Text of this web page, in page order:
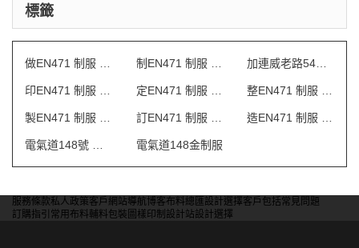
標籤
電氣道148金制服
服務條款私人政策客戶 網站導航博客布料總匯設計選擇客戶包括常見問題
訂購指引 常用布料輔料包裝 圖樣印制 設計站設計選擇